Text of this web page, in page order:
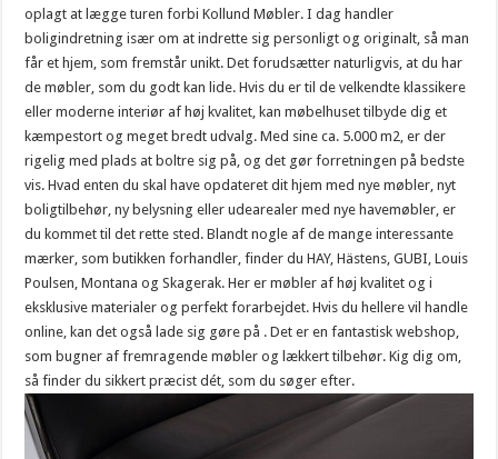
oplagt at lægge turen forbi Kollund Møbler. I dag handler
boligindretning især om at indrette sig personligt og originalt, så man
får et hjem, som fremstår unikt. Det forudsætter naturligvis, at du har
de møbler, som du godt kan lide. Hvis du er til de velkendte klassikere
eller moderne interiør af høj kvalitet, kan møbelhuset tilbyde dig et
kæmpestort og meget bredt udvalg. Med sine ca. 5.000 m2, er der
rigelig med plads at boltre sig på, og det gør forretningen på bedste
vis. Hvad enten du skal have opdateret dit hjem med nye møbler, nyt
boligtilbehør, ny belysning eller udearealer med nye havemøbler, er
du kommet til det rette sted. Blandt nogle af de mange interessante
mærker, som butikken forhandler, finder du HAY, Hästens, GUBI, Louis
Poulsen, Montana og Skagerak. Her er møbler af høj kvalitet og i
eksklusive materialer og perfekt forarbejdet. Hvis du hellere vil handle
online, kan det også lade sig gøre på . Det er en fantastisk webshop,
som bugner af fremragende møbler og lækkert tilbehør. Kig dig om,
så finder du sikkert præcist dét, som du søger efter.